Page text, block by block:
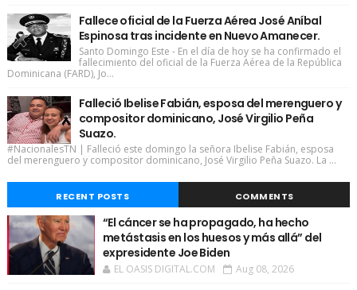
Fallece oficial de la Fuerza Aérea José Aníbal
Espinosa tras incidente en Nuevo Amanecer.
Santo Domingo Este - En el día de hoy se ha confirmado el
fallecimiento del oficial de la Fuerza Aérea de la República
Dominicana (FARD), Jo...
Falleció Ibelise Fabián, esposa del merenguero y
compositor dominicano, José Virgilio Peña
Suazo.
#NacionalesTN | Falleció este domingo la señora Ibelise Fabián, esposa
del merenguero y compositor dominicano, José Virgilio Peña Suazo. La ...
RECENT POSTS COMMENTS
“El cáncer se ha propagado, ha hecho
metástasis en los huesos y más allá” del
expresidente Joe Biden
EL OASIS DIGITAL.COM Aug 08, 2026